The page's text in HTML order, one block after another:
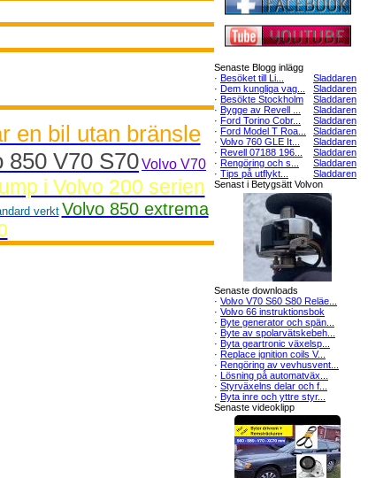
en bil utan bränsle
850 V70 S70Volvo V70
i Volvo 200 serien
verkt Volvo 850 extrema
Senaste Blogg inlägg
· Besöket till Li...
Sladdaren
· Dem kungliga vag...
Sladdaren
· Besökte Stockholm
Sladdaren
· Bygge av Revell ...
Sladdaren
· Ford Torino Cobr...
Sladdaren
· Ford Model T Roa...
Sladdaren
· Volvo 760 GLE It...
Sladdaren
· Revell 07188 196...
Sladdaren
· Rengöring och s...
Sladdaren
· Tips på utflykt...
Sladdaren
Senast i Betygsätt Volvon
Senaste downloads
· Volvo V70 S60 S80 Reläe...
· Volvo 66 instruktionsbok
· Byte generator och spän...
· Byte av spolarvätskebeh...
· Byta geartronic växelsp...
· Replace ignition coils V...
· Rengöring av vevhusvent...
· Lösning på automatväx...
· Styrväxelns delar och f...
· Byta inre och yttre styr...
Senaste videoklipp